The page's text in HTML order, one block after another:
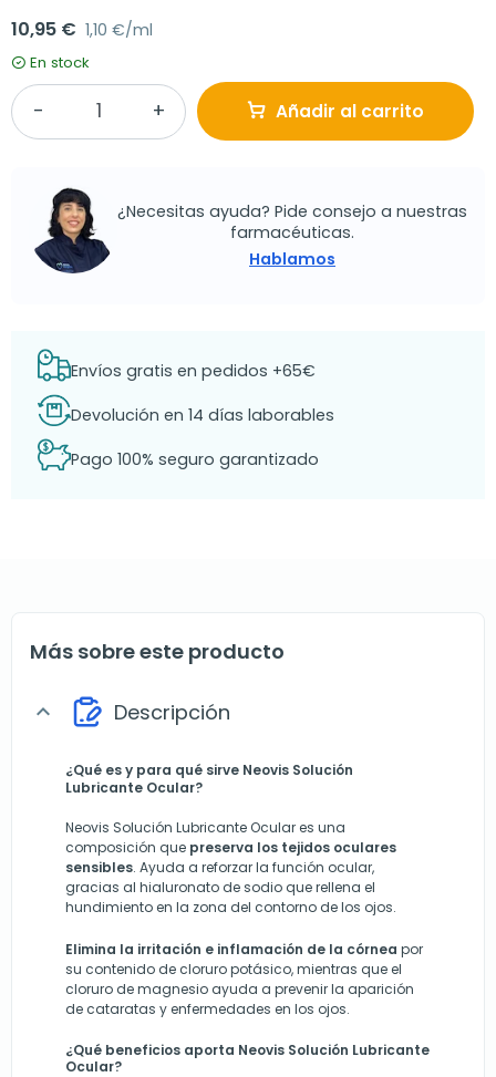
10,95 € 1,10 €/ml
En stock
Añadir al carrito
¿Necesitas ayuda? Pide consejo a nuestras
farmacéuticas.
Hablamos
Envíos gratis en pedidos +65€
Devolución en 14 días laborables
Pago 100% seguro garantizado
Más sobre este producto
expand_more Descripción
¿Qué es y para qué sirve Neovis Solución
Lubricante Ocular?
Neovis Solución Lubricante Ocular es una
composición que preserva los tejidos oculares
sensibles. Ayuda a reforzar la función ocular,
gracias al hialuronato de sodio que rellena el
hundimiento en la zona del contorno de los ojos.
Elimina la irritación e inflamación de la córnea por
su contenido de cloruro potásico, mientras que el
cloruro de magnesio ayuda a prevenir la aparición
de cataratas y enfermedades en los ojos.
¿Qué beneficios aporta Neovis Solución Lubricante
Ocular?